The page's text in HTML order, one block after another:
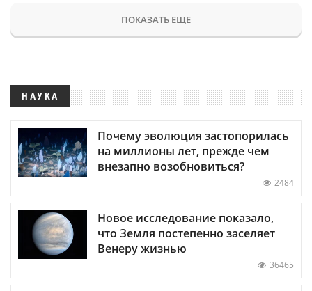
ПОКАЗАТЬ ЕЩЕ
НАУКА
Почему эволюция застопорилась
на миллионы лет, прежде чем
внезапно возобновиться?
2484
Новое исследование показало,
что Земля постепенно заселяет
Венеру жизнью
36465